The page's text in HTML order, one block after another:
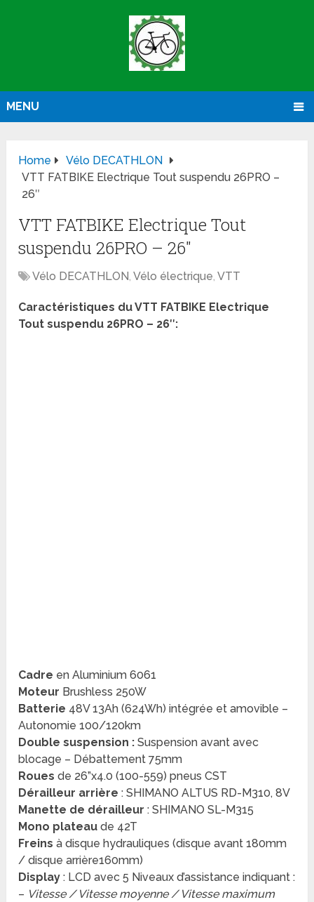
MENU
Home
Vélo DECATHLON
VTT FATBIKE Electrique Tout suspendu 26PRO –
26″
VTT FATBIKE Electrique Tout
suspendu 26PRO – 26″
Vélo DECATHLON,Vélo électrique,VTT
Caractéristiques du VTT FATBIKE Electrique
Tout suspendu 26PRO – 26″:
Cadre en Aluminium 6061
Moteur Brushless 250W
Batterie 48V 13Ah (624Wh) intégrée et amovible –
Autonomie 100/120km
Double suspension : Suspension avant avec
blocage – Débattement 75mm
Roues de 26”x4.0 (100-559) pneus CST
Dérailleur arrière : SHIMANO ALTUS RD-M310, 8V
Manette de dérailleur : SHIMANO SL-M315
Mono plateau de 42T
Freins à disque hydrauliques (disque avant 180mm
/ disque arrière160mm)
Display : LCD avec 5 Niveaux d’assistance indiquant :
– Vitesse / Vitesse moyenne / Vitesse maximum